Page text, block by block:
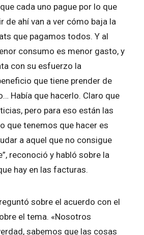
cada uno pague por lo que
de ahí van a ver cómo baja la
que pagamos todos. Y al
consumo es menor gasto, y
con su esfuerzo la
que tiene prender de
Había que hacerlo. Claro que
pero para eso están las
que tenemos que hacer es
a aquel que no consigue
reconoció y habló sobre la
hay en las facturas.
sobre el acuerdo con el
el tema. «Nosotros
sabemos que las cosas